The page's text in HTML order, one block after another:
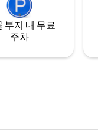
부지 내 무료
주차